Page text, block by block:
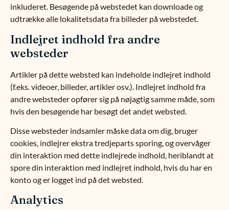
inkluderet. Besøgende på webstedet kan downloade og
udtrække alle lokalitetsdata fra billeder på webstedet.
Indlejret indhold fra andre
websteder
Artikler på dette websted kan indeholde indlejret indhold
(f.eks. videoer, billeder, artikler osv.). Indlejret indhold fra
andre websteder opfører sig på nøjagtig samme måde, som
hvis den besøgende har besøgt det andet websted.
Disse websteder indsamler måske data om dig, bruger
cookies, indlejrer ekstra tredjeparts sporing, og overvåger
din interaktion med dette indlejrede indhold, heriblandt at
spore din interaktion med indlejret indhold, hvis du har en
konto og er logget ind på det websted.
Analytics